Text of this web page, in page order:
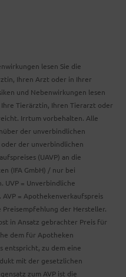
lesen Sie die
Ihren Arzt oder in Ihrer
und Nebenwirkungen lesen
Ihre Tierärztin, Ihren Tierarzt oder
Irrtum vorbehalten. Alle
der unverbindlichen
der unverbindlichen
(UAVP) an die
(IFA GmbH) / nur bei
= Unverbindliche
= Apothekenverkaufspreis
Preisempfehlung der Hersteller.
in Ansatz gebrachter Preis für
dem für Apotheken
entspricht, zu dem eine
mit der gesetzlichen
zum AVP ist die